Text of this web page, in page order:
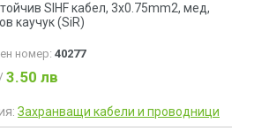
SIHF кабел, 3х0.75mm2, мед,
каучук (SiR)
номер: 40277
/ 3.50 лв
Захранващи кабели и проводници